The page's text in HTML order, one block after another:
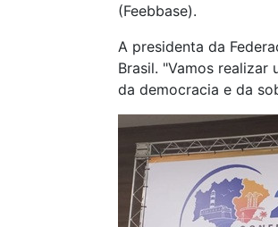
(Feebbase).
A presidenta da
Brasil. "Vamos
da democracia e da